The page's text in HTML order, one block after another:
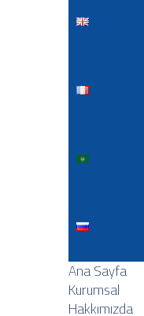
Ana Sayfa
Kurumsal
Hakkımızda